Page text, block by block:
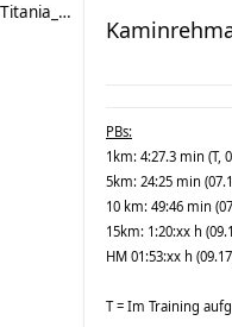
Titania_1987
PBs:
1km: 4:27.3 min (T,
5km: 24:25 min
10 km: 49:46 min
15km: 1:20:xx h
HM 01:53:xx h
T = Im Training